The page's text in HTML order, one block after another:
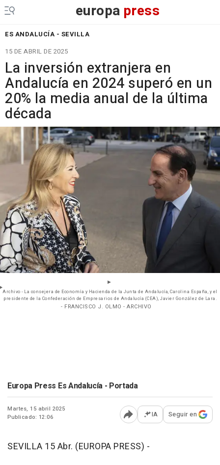
europa press
ES ANDALUCÍA - SEVILLA
15 DE ABRIL DE 2025
La inversión extranjera en
Andalucía en 2024 superó en un
20% la media anual de la última
década
Archivo - La consejera de Economía y Hacienda de la Junta de Andalucía, Carolina España, y el
presidente de la Confederación de Empresarios de Andalucía (CEA), Javier González de Lara.
- FRANCISCO J. OLMO - ARCHIVO
Europa Press Es Andalucía - Portada
Martes, 15 abril 2025
Publicado: 12:06
Abrir opciones para
IA Seguir en
SEVILLA 15 Abr. (EUROPA PRESS) -